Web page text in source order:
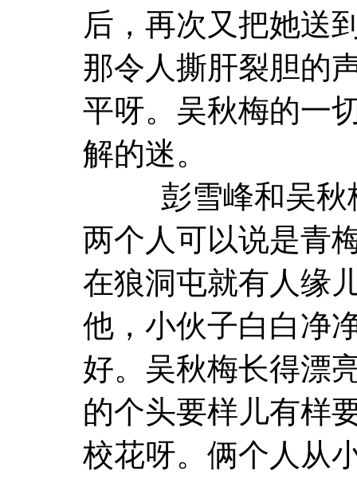
后，再次又把她送
那令人撕肝裂胆的
平呀。吴秋梅的一
解的迷。
彭雪峰和吴秋梅
两个人可以说是青
在狼洞屯就有人缘
他，小伙子白白净
好。吴秋梅长得漂
的个头要样儿有样
校花呀。俩个人从